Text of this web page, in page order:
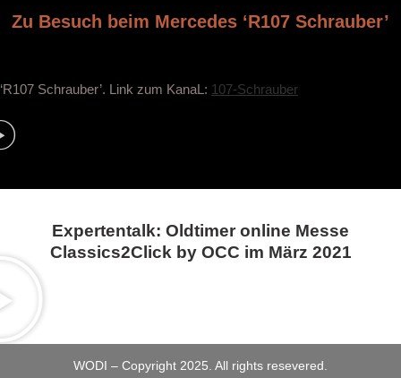
Zu Besuch beim Mercedes ‘R107 Schrauber’
‘R107 Schrauber’. Link zum KanaL: 107-Schrauber
Expertentalk: Oldtimer online Messe
Classics2Click by OCC im März 2021
WODI – Copyright 2025. All rights resevered.